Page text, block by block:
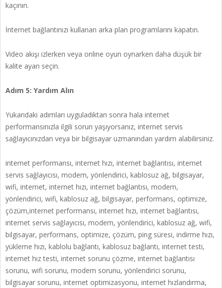
kaçının.
İnternet bağlantınızı kullanan arka plan programlarını kapatın.
Video akışı izlerken veya online oyun oynarken daha düşük bir
kalite ayarı seçin.
Adım 5: Yardım Alın
Yukarıdaki adımları uyguladıktan sonra hala internet
performansınızla ilgili sorun yaşıyorsanız, internet servis
sağlayıcınızdan veya bir bilgisayar uzmanından yardım alabilirsiniz.
internet performansı, internet hızı, internet bağlantısı, internet
servis sağlayıcısı, modem, yönlendirici, kablosuz ağ, bilgisayar,
wifi, internet, internet hızı, internet bağlantısı, modem,
yönlendirici, wifi, kablosuz ağ, bilgisayar, performans, optimize,
çözüm,internet performansı, internet hızı, internet bağlantısı,
internet servis sağlayıcısı, modem, yönlendirici, kablosuz ağ, wifi,
bilgisayar, performans, optimize, çözüm, ping süresi, indirme hızı,
yükleme hızı, kablolu bağlantı, kablosuz bağlantı, internet testi,
internet hız testi, internet sorunu çözme, internet bağlantısı
sorunu, wifi sorunu, modem sorunu, yönlendirici sorunu,
bilgisayar sorunu, internet optimizasyonu, internet hızlandırma,